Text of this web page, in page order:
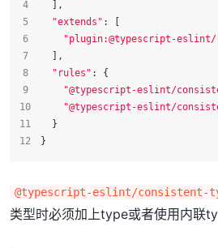
  ],
"extends" : [
"plugin:@typescript-eslint/
  ],
"rules" : {
"@typescript-eslint/
"@typescript-eslint/
  }
}
@typescript-eslint/consistent-
类型时必须加上type或者使用内联